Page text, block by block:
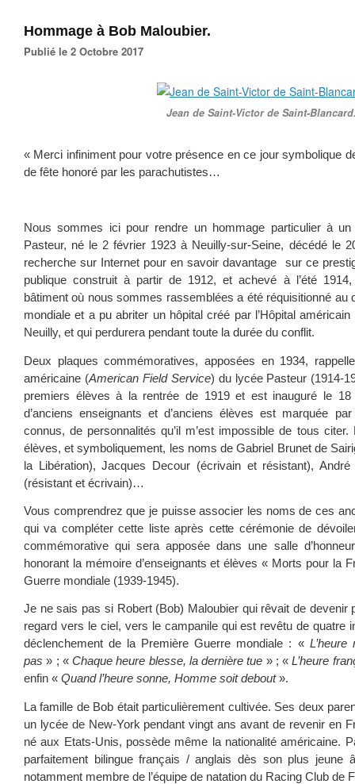
Hommage à Bob Maloubier.
Publié le 2 Octobre 2017
Jean de Saint-Victor de Saint-
« Merci infiniment pour votre présence en ce jour symbolique
de fête honoré par les parachutistes…
Nous sommes ici pour rendre un hommage particulier à
Pasteur, né le 2 février 1923 à Neuilly-sur-Seine, décédé le
recherche sur Internet pour en savoir davantage sur ce
publique construit à partir de 1912, et achevé à l’été
bâtiment où nous sommes rassemblées a été réquisitionné au
mondiale et a pu abriter un hôpital créé par l’Hôpital
Neuilly, et qui perdurera pendant toute la durée du conflit.
Deux plaques commémoratives, apposées en 1934,
américaine (American Field Service) du lycée Pasteur (1914-
premiers élèves à la rentrée de 1919 et est inauguré le 18
d’anciens enseignants et d’anciens élèves est marquée
connus, de personnalités qu’il m’est impossible de tous
élèves, et symboliquement, les noms de Gabriel Brunet de
la Libération), Jacques Decour (écrivain et résistant),
(résistant et écrivain)…
Vous comprendrez que je puisse associer les noms de ces
qui va compléter cette liste après cette cérémonie de
commémorative qui sera apposée dans une salle
honorant la mémoire d’enseignants et élèves « Morts pour la
Guerre mondiale (1939-1945).
Je ne sais pas si Robert (Bob) Maloubier qui rêvait de devenir
regard vers le ciel, vers le campanile qui est revêtu de quatre
déclenchement de la Première Guerre mondiale : «
pas » ; «Chaque heure blesse, la dernière tue » ; «L’heure
enfin « Quand l’heure sonne, Homme soit debout».
La famille de Bob était particulièrement cultivée. Ses deux
un lycée de New-York pendant vingt ans avant de revenir en
né aux Etats-Unis, possède même la nationalité américaine.
parfaitement bilingue français / anglais dès son plus jeune
notamment membre de l’équipe de natation du Racing Club de